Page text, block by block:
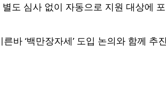
도 심사 없이 자동으로 지원 대상에
바 ‘백만장자세’ 도입 논의와 함께 추